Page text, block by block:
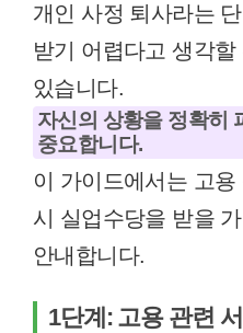
개인 사정 퇴사라는
받기 어렵다고 생각
있습니다.
자신의 상황을 정확히
중요합니다.
이 가이드에서는 고
시 실업수당을 받을
안내합니다.
1단계: 고용 관련